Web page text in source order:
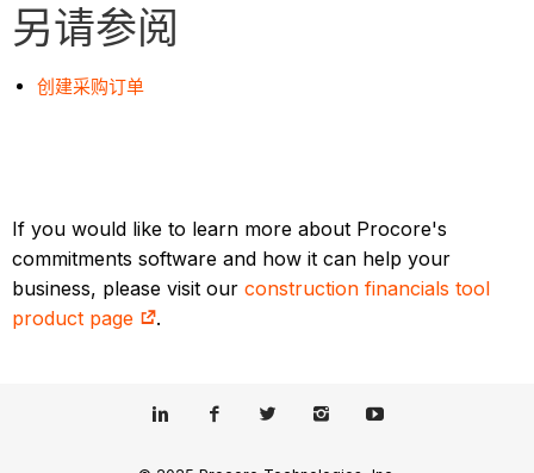
另请参阅
创建采购订单
If you would like to learn more about Procore's
commitments software and how it can help your
business, please visit ourconstruction financials tool
product page
.